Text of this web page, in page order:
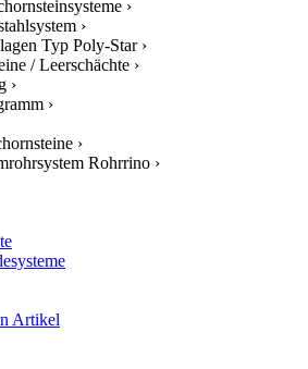
›
›
Typ Poly-Star ›
/ Leerschächte ›
›
›
›
Rohrrino ›
Artikel